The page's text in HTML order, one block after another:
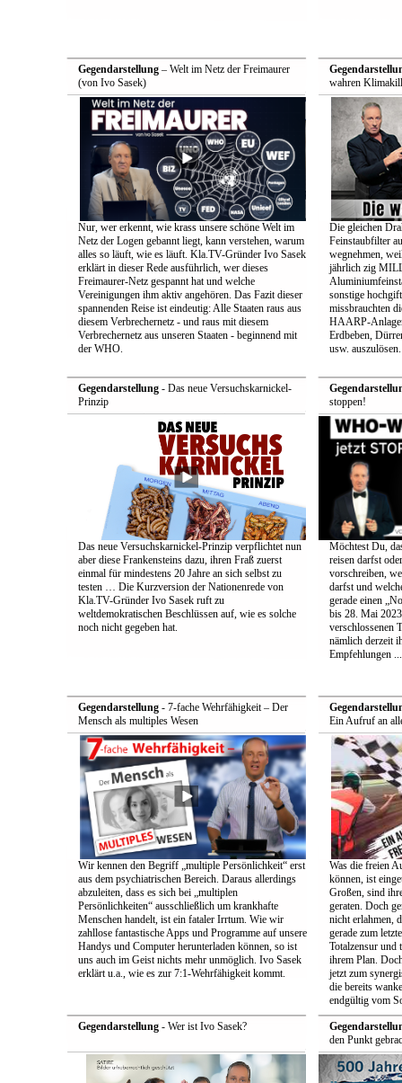
Gegendarstellung– Welt im Netz der Freimaurer
(von Ivo Sasek)
Nur, wer erkennt, wie krass unsere schöne Welt im
Netz der Logen gebannt liegt, kann verstehen, warum
alles so läuft, wie es läuft. Kla.TV-Gründer Ivo Sasek
erklärt in dieser Rede ausführlich, wer dieses
Freimaurer-Netz gespannt hat und welche
Vereinigungen ihm aktiv angehören. Das Fazit dieser
spannenden Reise ist eindeutig: Alle Staaten raus aus
diesem Verbrechernetz - und raus mit diesem
Verbrechernetz aus unseren Staaten - beginnend mit
der WHO.
wahren
Die gleichen
Feinstaubfilter
wegnehmen,
jährlich zig
sonstige
missbrauchten
HAARP-
Erdbeben,
usw. auszulösen.
Gegendarstellung- Das neue Versuchskarnickel-
Prinzip
Das neue Versuchskarnickel-Prinzip verpflichtet nun
aber diese Frankensteins dazu, ihren Fraß zuerst
einmal für mindestens 20 Jahre an sich selbst zu
testen … Die Kurzversion der Nationenrede von
Kla.TV-Gründer Ivo Sasek ruft zu
weltdemokratischen Beschlüssen auf, wie es solche
noch nicht gegeben hat.
stoppen!
Möchtest Du,
reisen darfst
vorschreiben,
darfst und
gerade einen
bis 28. Mai
verschlossenen
nämlich derzeit
Empfehlungen ...
Gegendarstellung- 7-fache Wehrfähigkeit – Der
Mensch als multiples Wesen
Wir kennen den Begriff „multiple Persönlichkeit“ erst
aus dem psychiatrischen Bereich. Daraus allerdings
abzuleiten, dass es sich bei „multiplen
Persönlichkeiten“ ausschließlich um krankhafte
Menschen handelt, ist ein fataler Irrtum. Wie wir
zahllose fantastische Apps und Programme auf unsere
Handys und Computer herunterladen können, so ist
uns auch im Geist nichts mehr unmöglich. Ivo Sasek
erklärt u.a., wie es zur 7:1-Wehrfähigkeit kommt.
Ein Aufruf an
Was die freien
können, ist
Großen, sind
geraten. Doch
nicht erlahmen,
gerade zum
Totalzensur und
ihrem Plan.
jetzt zum
die bereits
endgültig vom
Gegendarstellung- Wer ist Ivo Sasek?
den Punkt